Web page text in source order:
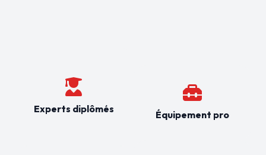
Experts diplômés Équipement pro